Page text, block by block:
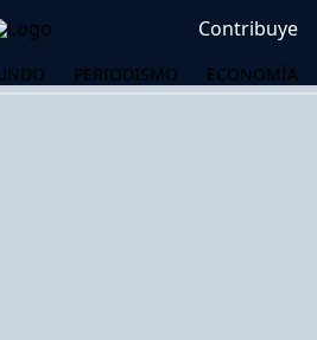
Contribuye
PERIODISMO ECONOMÍA